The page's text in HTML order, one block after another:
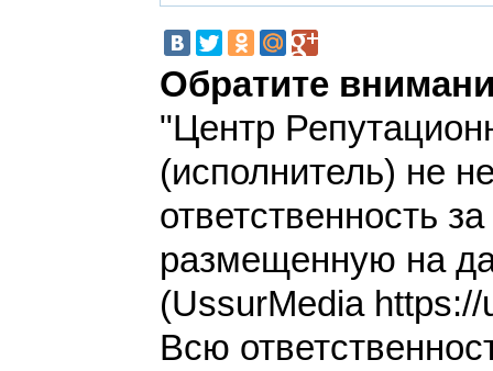
Обратите
"Центр
(исполнитель) не
ответственность
размещенную на
(UssurMedia
Всю